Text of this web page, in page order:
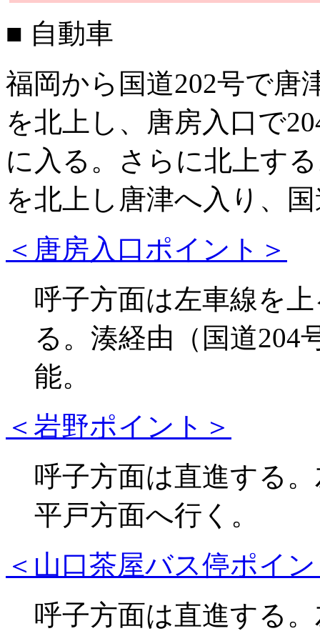
■ 自動車
福岡から国道202号で唐
を北上し、唐房入口で
に入る。さらに北上す
を北上し唐津へ入り、
＜唐房入口ポイント＞
呼子方面は左車線を
る。湊経由（国道204
能。
＜岩野ポイント＞
呼子方面は直進する
平戸方面へ行く。
＜山口茶屋バス停ポイ
呼子方面は直進する